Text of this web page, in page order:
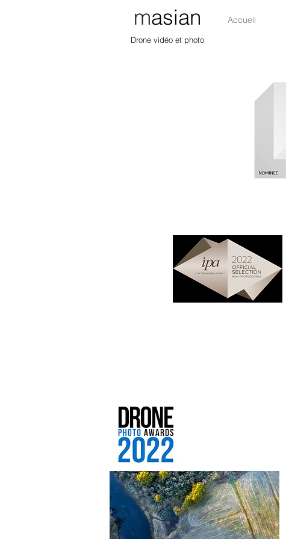
masian
Drone vidéo et photo
Accueil